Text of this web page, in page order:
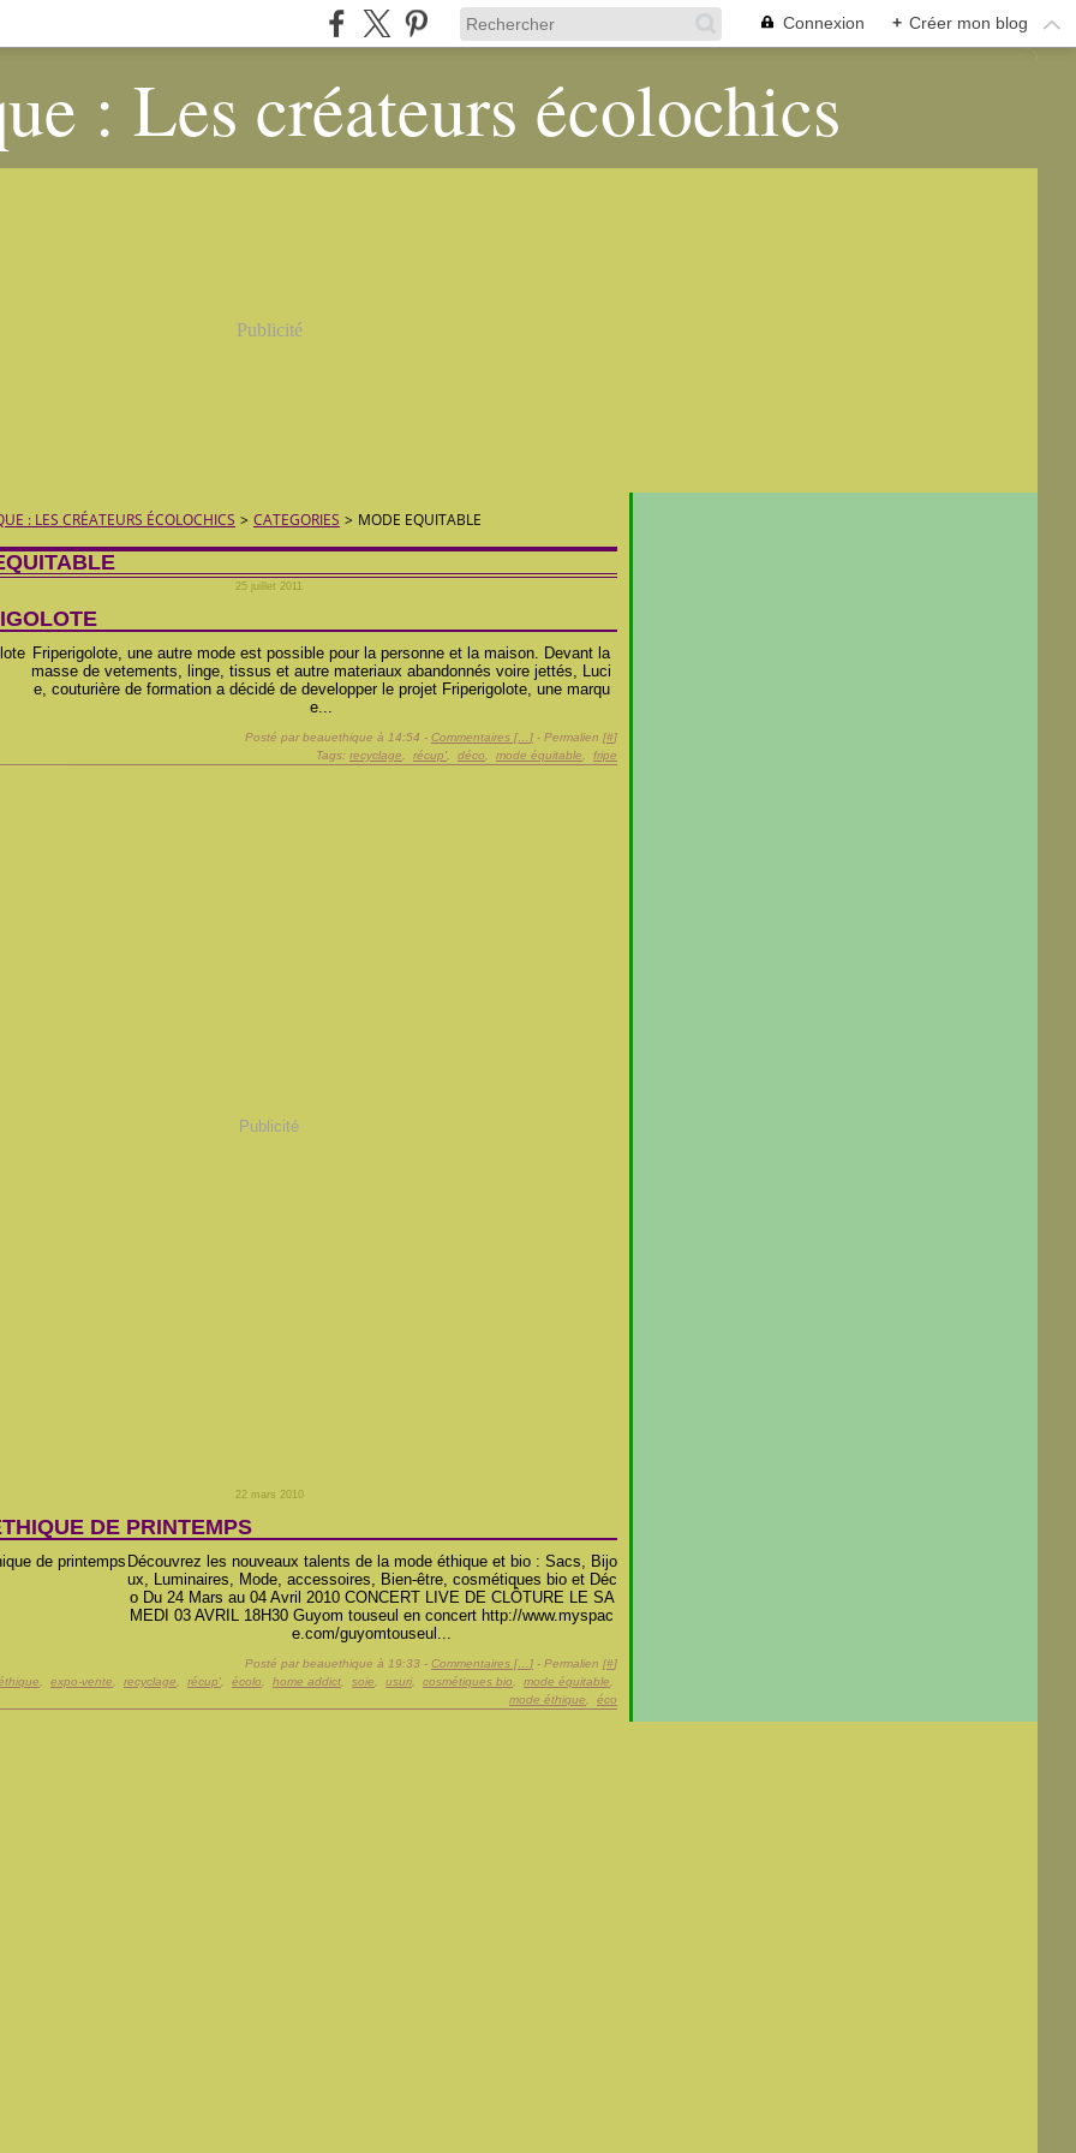
Connexion + Créer mon blog
: Les créateurs écolochics
Publicité
: LES CRÉATEURS ÉCOLOCHICS > CATEGORIES > MODE EQUITABLE
25 juillet 2011
Friperigolote, une autre mode est possible pour la personne et la maison. Devant la
masse de vetements, linge, tissus et autre materiaux abandonnés voire jettés, Luci
e, couturière de formation a décidé de developper le projet Friperigolote, une marqu
e...
Posté par beauethique à 14:54 - Commentaires [… ] - Permalien [#]
Tags: recyclage récup' déco mode équitable fripe
Publicité
22 mars 2010
DE PRINTEMPS
Découvrez les nouveaux talents de la mode éthique et bio : Sacs, Bijo
ux, Luminaires, Mode, accessoires, Bien-être, cosmétiques bio et Déc
o Du 24 Mars au 04 Avril 2010 CONCERT LIVE DE CLÔTURE LE SA
MEDI 03 AVRIL 18H30 Guyom touseul en concert http://www.myspac
e.com/guyomtouseul...
Posté par beauethique à 19:33 - Commentaires [… ] - Permalien [#]
expo-vente recyclage récup' écolo home addict soie usuri, cosmétiques bio mode équitable
mode éthique
éco